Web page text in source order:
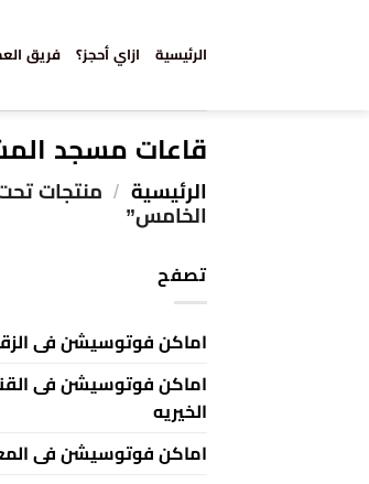
الرئيسية ازاي أحجز؟ فريق
قاعات مسجد
الرئيسية / منتجات
الخامس”
تصفح
اماكن فوتوسيشن فى
اماكن فوتوسيشن فى
الخيريه
اماكن فوتوسيشن فى